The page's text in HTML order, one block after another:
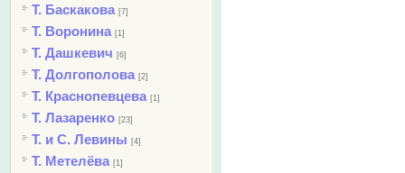
Т. Баскакова [7]
Т. Воронина [1]
Т. Дашкевич [6]
Т. Долгополова [2]
Т. Краснопевцева [1]
Т. Лазаренко [23]
Т. и С. Левины [4]
Т. Метелёва [1]